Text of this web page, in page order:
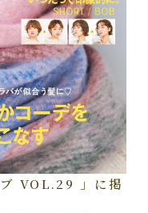
VOL.29 」に掲